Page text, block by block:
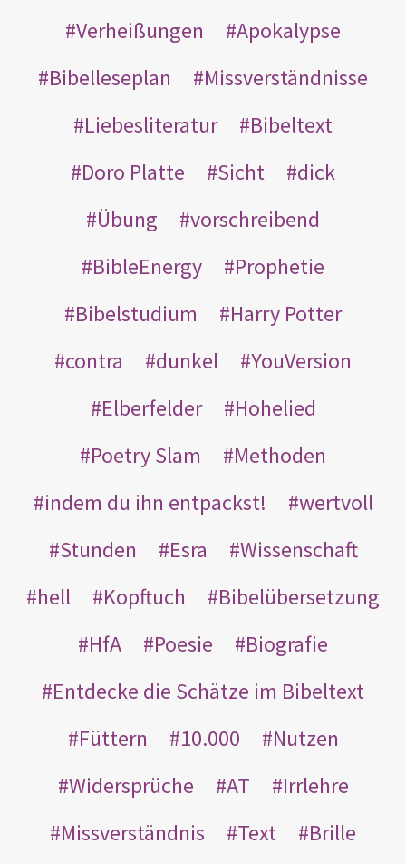
Verheißungen
Apokalypse
Bibelleseplan
Missverständnisse
Liebesliteratur
Bibeltext
Doro Platte
Sicht
dick
Übung
vorschreibend
BibleEnergy
Prophetie
Bibelstudium
Harry Potter
contra
dunkel
YouVersion
Elberfelder
Hohelied
Poetry Slam
Methoden
indem du ihn entpackst!
wertvoll
Stunden
Esra
Wissenschaft
hell
Kopftuch
Bibelübersetzung
HfA
Poesie
Biografie
Entdecke die Schätze im Bibeltext
Füttern
10.000
Nutzen
Widersprüche
AT
Irrlehre
Missverständnis
Text
Brille